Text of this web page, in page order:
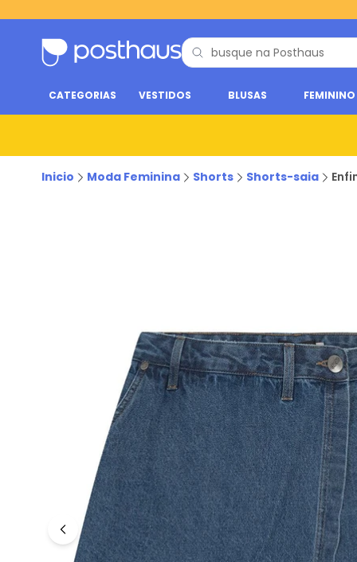
CATEGORIAS VESTIDOS BLUSAS FEMININO
Inicio Moda Feminina Shorts Shorts-saia